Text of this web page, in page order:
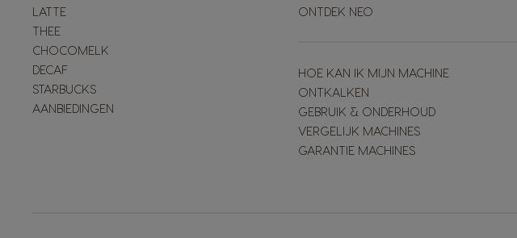
LATTE
THEE
CHOCOMELK
DECAF
STARBUCKS
AANBIEDINGEN
ONTDEK NEO
HOE KAN IK MIJN MACHINE
ONTKALKEN
GEBRUIK & ONDERHOUD
VERGELIJK MACHINES
GARANTIE MACHINES